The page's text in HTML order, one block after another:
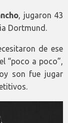
, jugaron 43
Dortmund.
de ese
“poco a poco”,
son fue jugar